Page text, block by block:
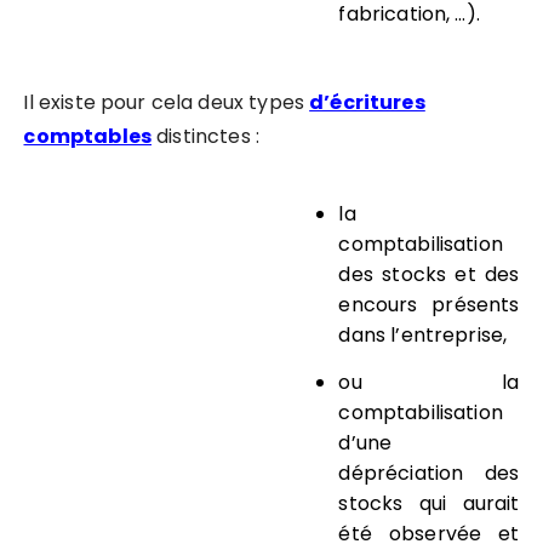
fabrication, …).
Il existe pour cela deux types d’écritures
comptablesdistinctes :
la
comptabilisation
des stocks et des
encours présents
dans l’entreprise,
ou la
comptabilisation
d’une
dépréciation des
stocks qui aurait
été observée et